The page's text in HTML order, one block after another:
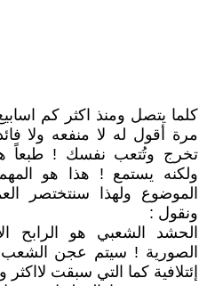
كلما يتصل ومنذ اكثر كم
مرة أقول له لا منفعه ولا
تخرج وتُتعب نفسك ! طبعاً هو
ولكنه يستمع ! هذا هو
الموضوع ولهذا سنتختصر
ونقول :
الحشد الشعبي هو الرابح
الصورية ! سيتم عجن
إئتلافية كما التي سبقت